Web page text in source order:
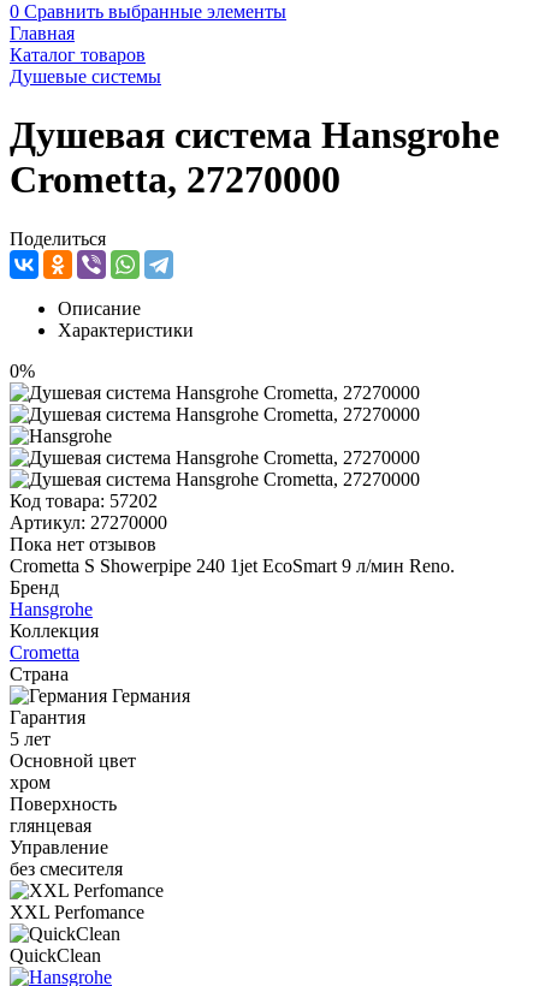
0 Сравнить выбранные элементы
Главная
Каталог товаров
Душевые системы
Душевая система Hansgrohe
Crometta, 27270000
Поделиться
Описание
Характеристики
0%
Код товара: 57202
Артикул: 27270000
Пока нет отзывов
Crometta S Showerpipe 240 1jet EcoSmart 9 л/мин Reno.
Бренд
Hansgrohe
Коллекция
Crometta
Страна
Германия
Гарантия
5 лет
Основной цвет
хром
Поверхность
глянцевая
Управление
без смесителя
XXL Perfomance
QuickClean